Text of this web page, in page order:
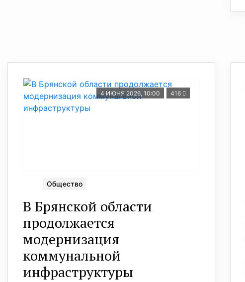
4 ИЮНЯ 2026, 10:00 416
Общество
В Брянской области
продолжается
модернизация
коммунальной
инфраструктуры